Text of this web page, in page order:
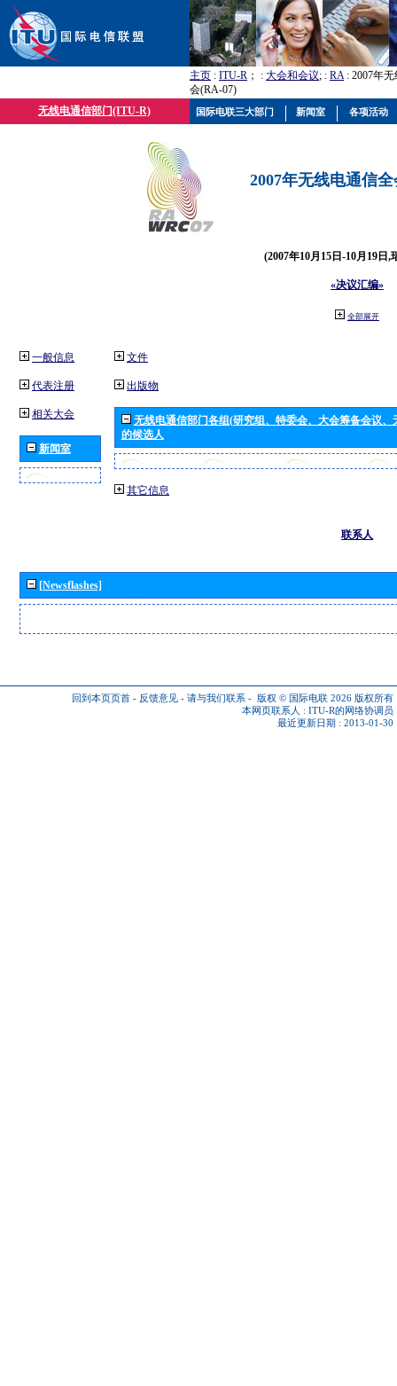
主页 : ITU-R ； : 大会和会议; : RA: 2007年
会(RA-07)
无线电通信部门(ITU-R)
2007年无线电通信
(2007年10月15日-10月19日,
«决议汇编»
全部展开
一般信息
代表注册
相关大会
新闻室
文件
出版物
无线电通信部门各组(研究组、特委会、大会筹备会议
的候选人
其它信息
联系人
[Newsflashes]
回到本页页首 - 反馈意见 - 请与我们联系 - 版权 © 国际电联 2026 版权所有
本网页联系人 : ITU-R的网络协调员
最近更新日期 : 2013-01-30
国际电联三大部门 新闻室 各项活动